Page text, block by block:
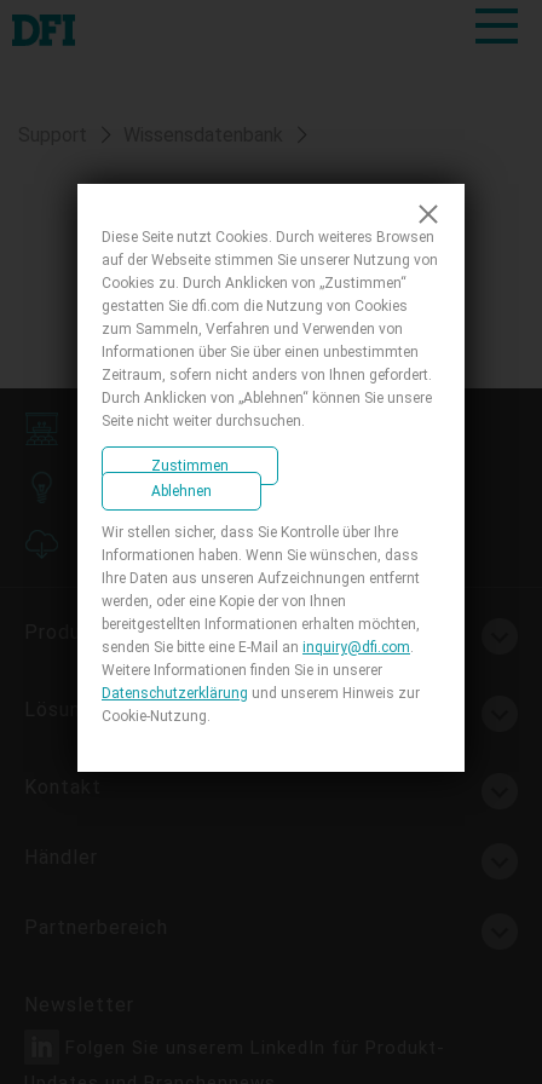
Return
Presseraum
Wissensdatenbank
Downloadcenter
Produkte
Lösungen
Diese Seite nutzt Cookies. Durch weiteres Browsen
auf der Webseite stimmen Sie unserer Nutzung von
Cookies zu. Durch Anklicken von „Zustimmen“
gestatten Sie dfi.com die Nutzung von Cookies
zum Sammeln, Verfahren und Verwenden von
Informationen über Sie über einen unbestimmten
Zeitraum, sofern nicht anders von Ihnen gefordert.
Durch Anklicken von „Ablehnen“ können Sie unsere
Seite nicht weiter durchsuchen.
Zustimmen
Ablehnen
Wir stellen sicher, dass Sie Kontrolle über Ihre
Informationen haben. Wenn Sie wünschen, dass
Ihre Daten aus unseren Aufzeichnungen entfernt
werden, oder eine Kopie der von Ihnen
bereitgestellten Informationen erhalten möchten,
senden Sie bitte eine E-Mail an inquiry@dfi.com.
Weitere Informationen finden Sie in unserer
Datenschutzerklärung und unserem Hinweis zur
Cookie-Nutzung.